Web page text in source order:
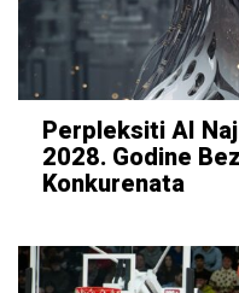
Perpleksiti AI
2028. Godine
Konkurenata